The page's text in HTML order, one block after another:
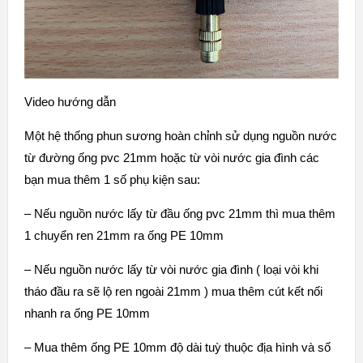
Video hướng dẫn
Một hệ thống phun sương hoàn chỉnh sử dụng nguồn nước
từ đường ống pvc 21mm hoặc từ vòi nước gia đình các
bạn mua thêm 1 số phụ kiện sau:
– Nếu nguồn nước lấy từ đầu ống pvc 21mm thì mua thêm
1 chuyển ren 21mm ra ống PE 10mm
– Nếu nguồn nước lấy từ vòi nước gia đình ( loại vòi khi
tháo đầu ra sẽ lộ ren ngoài 21mm ) mua thêm cút kết nối
nhanh ra ống PE 10mm
– Mua thêm ống PE 10mm độ dài tuỳ thuộc địa hình và số